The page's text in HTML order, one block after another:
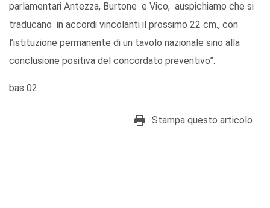
parlamentari Antezza, Burtone e Vico, auspichiamo che si
traducano in accordi vincolanti il prossimo 22 cm., con
l’istituzione permanente di un tavolo nazionale sino alla
conclusione positiva del concordato preventivo”.
bas 02
Stampa questo articolo